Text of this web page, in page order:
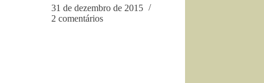
31 de dezembro de 2015
2 comentários